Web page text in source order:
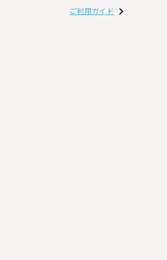
ご利用ガイド